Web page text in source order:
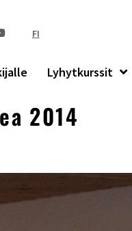
FI
Lyhytkurssit
2014